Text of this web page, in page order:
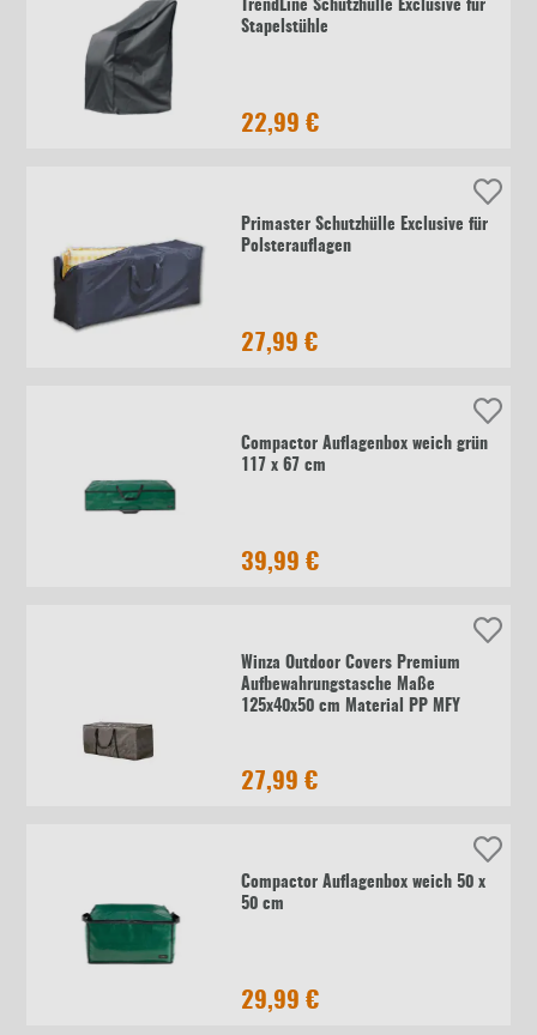
TrendLine Schutzhülle Exclusive für
Stapelstühle
22,99 €
Primaster Schutzhülle Exclusive für
Polsterauflagen
27,99 €
Compactor Auflagenbox weich grün
117 x 67 cm
39,99 €
Winza Outdoor Covers Premium
Aufbewahrungstasche Maße
125x40x50 cm Material PP MFY
27,99 €
Compactor Auflagenbox weich 50 x
50 cm
29,99 €